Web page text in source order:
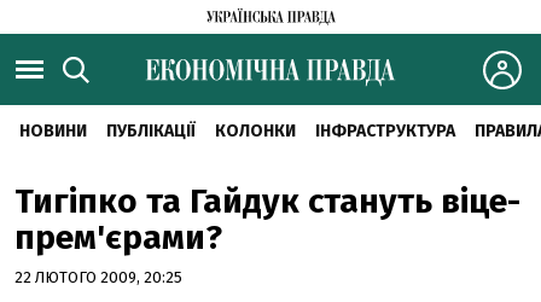
НОВИНИ ПУБЛІКАЦІЇ КОЛОНКИ ІНФРАСТРУКТУРА
Тигіпко та Гайдук стануть віце-
прем'єрами?
22 ЛЮТОГО 2009, 20:25